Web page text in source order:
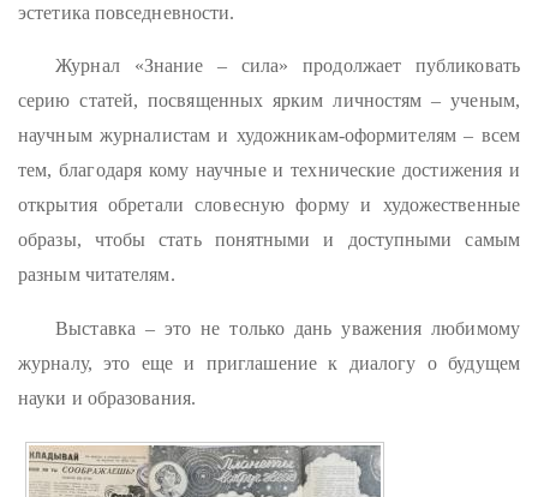
эстетика повседневности.
Журнал «Знание – сила» продолжает публиковать
серию статей, посвященных ярким личностям – ученым,
научным журналистам и художникам-оформителям – всем
тем, благодаря кому научные и технические достижения и
открытия обретали словесную форму и художественные
образы, чтобы стать понятными и доступными самым
разным читателям.
Выставка – это не только дань уважения любимому
журналу, это еще и приглашение к диалогу о будущем
науки и образования.